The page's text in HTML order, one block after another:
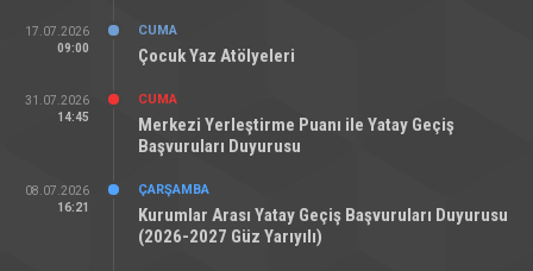
17.07.2026
09:00
CUMA
Çocuk Yaz Atölyeleri
31.07.2026
14:45
CUMA
Merkezi Yerleştirme Puanı ile Yatay Geçiş
Başvuruları Duyurusu
08.07.2026
16:21
ÇARŞAMBA
Kurumlar Arası Yatay Geçiş Başvuruları Duyurusu
(2026-2027 Güz Yarıyılı)